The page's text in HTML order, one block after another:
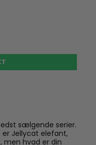
sælgende serier.
Jellycat elefant,
men hvad er din